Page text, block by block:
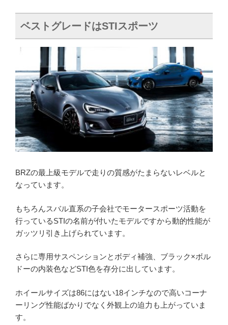
ベストグレードはSTIスポーツ
BRZの最上級モデルで走りの質感がたまらないレベルと
なっています。
もちろんスバル直系の子会社でモータースポーツ活動を
行っているSTIの名前が付いたモデルですから動的性能が
ガッツリ引き上げられています。
さらに専用サスペンションとボディ補強、ブラック×ボル
ドーの内装色などSTI色を存分に出しています。
ホイールサイズは86にはない18インチなので高いコーナ
ーリング性能ばかりでなく外観上の迫力も上がっていま
す。